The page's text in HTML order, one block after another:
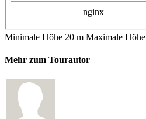
Minimale Höhe 20 m Maximale Höhe
Mehr zum Tourautor